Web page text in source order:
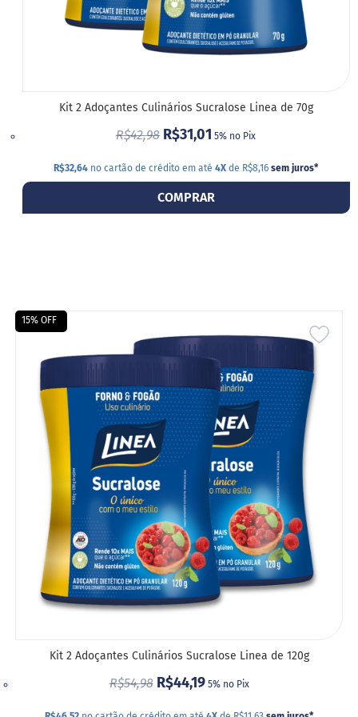
Kit 2 Adoçantes Culinários Sucralose Linea de 70g
R$42,98 R$31,01 5% no Pix
R$32,64 no cartão de crédito em até4X de R$8,16 sem juros*
COMPRAR
15% OFF
Kit 2 Adoçantes Culinários Sucralose Linea de 120g
R$54,98 R$44,19 5% no Pix